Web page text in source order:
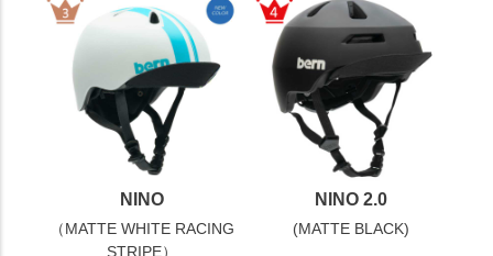
NINO
（MATTE WHITE RACING
STRIPE）
NINO 2.0
(MATTE BLACK)